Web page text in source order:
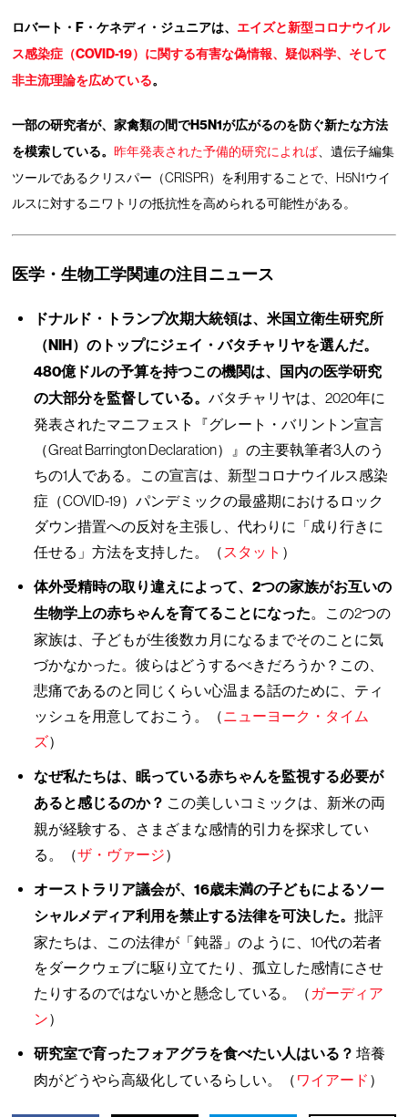
ロバート・F・ケネディ・ジュニアは、 エイズと新型コロナウイル
ス感染症（COVID-19）に関する有害な偽情報、疑似科学、そして
非主流理論を広めている。
一部の研究者が、家禽類の間でH5N1が広がるのを防ぐ新たな方法
を模索している。昨年発表された予備的研究によれば、遺伝子編集
ツールであるクリスパー（CRISPR）を利用することで、H5N1ウイ
ルスに対するニワトリの抵抗性を高められる可能性がある。
医学・生物工学関連の注目ニュース
ドナルド・トランプ次期大統領は、米国立衛生研究所
（NIH）のトップにジェイ・バタチャリヤを選んだ。
480億ドルの予算を持つこの機関は、国内の医学研究
の大部分を監督している。バタチャリヤは、2020年に
発表されたマニフェスト『グレート・バリントン宣言
（Great Barrington Declaration）』の主要執筆者3人のう
ちの1人である。この宣言は、新型コロナウイルス感染
症（COVID-19）パンデミックの最盛期におけるロック
ダウン措置への反対を主張し、代わりに「成り行きに
任せる」方法を支持した。（ スタット ）
体外受精時の取り違えによって、2つの家族がお互いの
生物学上の赤ちゃんを育てることになった。この2つの
家族は、子どもが生後数カ月になるまでそのことに気
づかなかった。彼らはどうするべきだろうか？この、
悲痛であるのと同じくらい心温まる話のために、ティ
ッシュを用意しておこう。（ニューヨーク・タイム
ズ）
なぜ私たちは、眠っている赤ちゃんを監視する必要が
あると感じるのか？ この美しいコミックは、新米の両
親が経験する、さまざまな感情的引力を探求してい
る。（ザ・ヴァージ）
オーストラリア議会が、16歳未満の子どもによるソー
シャルメディア利用を禁止する法律を可決した。批評
家たちは、この法律が「鈍器」のように、10代の若者
をダークウェブに駆り立てたり、孤立した感情にさせ
たりするのではないかと懸念している。（ ガーディア
ン）
研究室で育ったフォアグラを食べたい人はいる？培養
肉がどうやら高級化しているらしい。（ ワイアード ）